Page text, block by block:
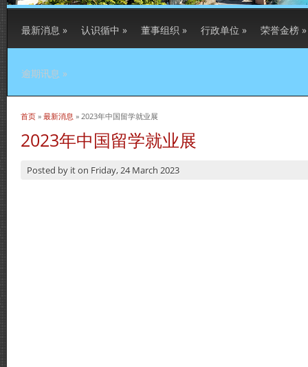
最新消息 » 认识循中 » 董事组织 » 行政单位 » 荣誉金榜 »
逾期讯息 »
当前位置
首页 » 最新消息 » 2023年中国留学就业展
2023年中国留学就业展
Posted by iton Friday, 24 March 2023